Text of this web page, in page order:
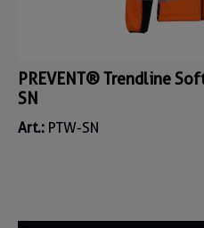
PREVENT® Trendline
SN
Art.: PTW-SN